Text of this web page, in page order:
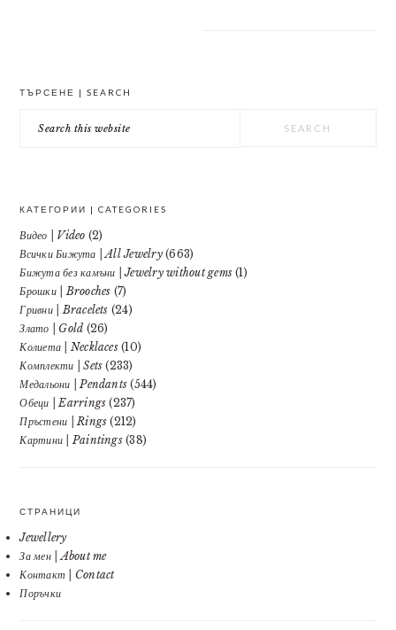
ТЪРСЕНЕ | SEARCH
this
КАТЕГОРИИ | CATEGORIES
Видео | Video (2)
Всички Бижута | All Jewelry(663)
Бижута без камъни | Jewelry without gems (1)
Брошки | Brooches (7)
Гривни | Bracelets (24)
Злато | Gold (26)
Колиета | Necklaces(10)
Комплекти | Sets (233)
Медальони | Pendants (544)
Обеци | Earrings (237)
Пръстени | Rings (212)
Картини | Paintings(38)
СТРАНИЦИ
Jewellery
За мен | About me
Контакт | Contact
Поръчки